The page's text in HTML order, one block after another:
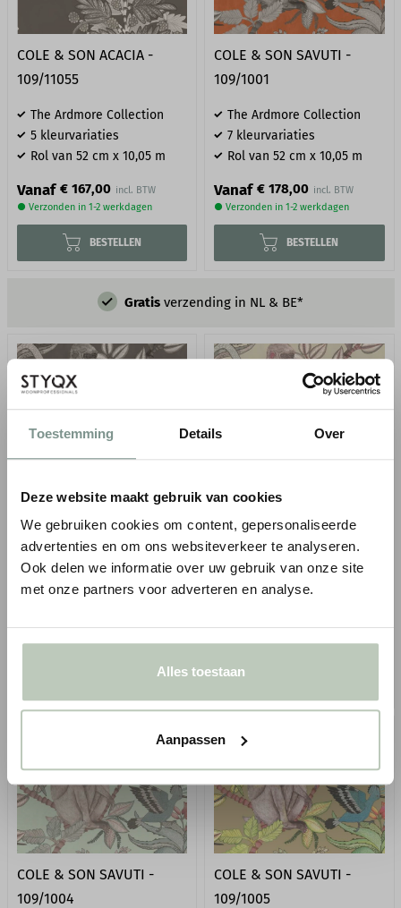
Toestemming Details Over
Deze website maakt gebruik van cookies
We gebruiken cookies om content, gepersonaliseerde
advertenties en om ons websiteverkeer te analyseren.
Ook delen we informatie over uw gebruik van onze site
met onze partners voor adverteren en analyse.
Alles toestaan
Aanpassen
COLE & SON ACACIA -
109/11055
The Ardmore Collection
5 kleurvariaties
Rol van 52 cm x 10,05 m
Vanaf € 167,00
● Verzonden in 1-2 werkdagen
BESTELLEN
COLE & SON SAVUTI -
109/1001
The Ardmore Collection
7 kleurvariaties
Rol van 52 cm x 10,05 m
Vanaf € 178,00
● Verzonden in 1-2 werkdagen
BESTELLEN
Gratis verzending in NL & BE*
COLE & SON SAVUTI -
109/1002
The Ardmore Collection
7 kleurvariaties
Rol van 52 cm x 10,05 m
Vanaf € 178,00
● Verzonden in 1-2 werkdagen
COLE & SON SAVUTI -
109/1003
The Ardmore Collection
7 kleurvariaties
Rol van 52 cm x 10,05 m
Vanaf € 178,00
● Verzonden in 1-2 werkdagen
COLE & SON SAVUTI -
109/1004
COLE & SON SAVUTI -
109/1005